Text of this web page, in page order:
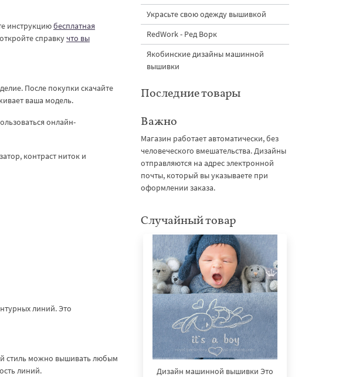
инструкциюбесплатная
справкучто вы
После покупки скачайте
ваша модель.
онлайн-
контраст ниток и
линий. Это
стиль можно вышивать любым
линий.
Украсьте свою одежду вышивкой
RedWork - Ред Ворк
Якобинские дизайны машинной
вышивки
Последние товары
Важно
Магазин работает автоматически, без
человеческого вмешательства. Дизайны
отправляются на адрес электронной
почты, который вы указываете при
оформлении заказа.
Случайный товар
Дизайн машинной вышивки Это